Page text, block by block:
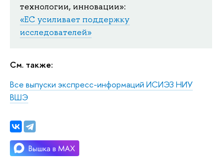
технологии, инновации»:
«ЕС усиливает поддержку
исследователей»
См. также:
Все выпуски экспресс-информаций ИСИЭЗ НИУ
ВШЭ